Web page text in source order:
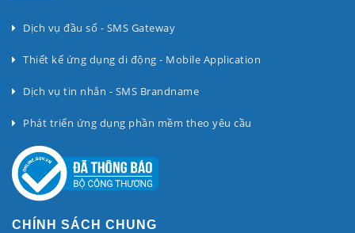
Dịch vụ đầu số - SMS Gateway
Thiết kế ứng dụng di động - Mobile Application
Dịch vụ tin nhắn - SMS Brandname
Phát triển ứng dụng phần mềm theo yêu cầu
CHÍNH SÁCH CHUNG